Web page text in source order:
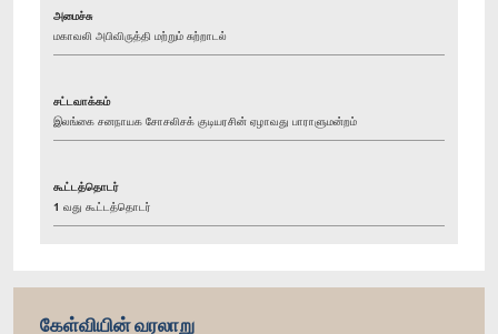
அமைச்சு
மகாவலி அபிவிருத்தி மற்றும் சுற்றாடல்
சட்டவாக்கம்
இலங்கை சனநாயக சோசலிசக் குடியரசின் ஏழாவது பாராளுமன்றம்
கூட்டத்தொடர்
1 வது கூட்டத்தொடர்
கேள்வியின் வரலாறு